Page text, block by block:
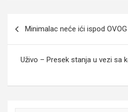
Minimalac neće ići ispod
Uživo – Presek stanja u vezi sa